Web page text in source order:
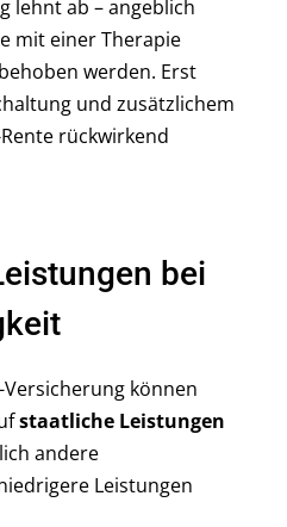
lehnt ab – angeblich
mit einer Therapie
werden. Erst
und zusätzlichem
rückwirkend
bei
können
staatliche Leistungen
andere
Leistungen